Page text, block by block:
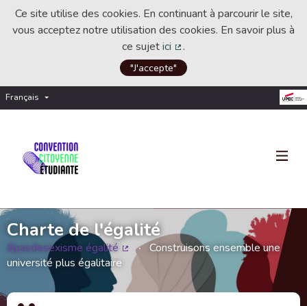
Ce site utilise des cookies. En continuant à parcourir le site,
vous acceptez notre utilisation des cookies. En savoir plus à
ce sujetici
(Lien externe)
.
"J'accepte"
Français Choisir la langue
Charte de l'égalité
#pasdesexisme égalité
(Lien externe)
Construisons ensemble une
université plus égalitaire